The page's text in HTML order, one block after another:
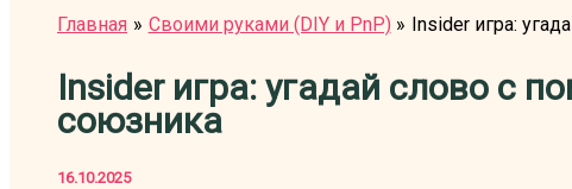
Главная Своими руками (DIY и PnP) Insider игра:
Insider игра: угадай слово с
союзника
16.10.2025